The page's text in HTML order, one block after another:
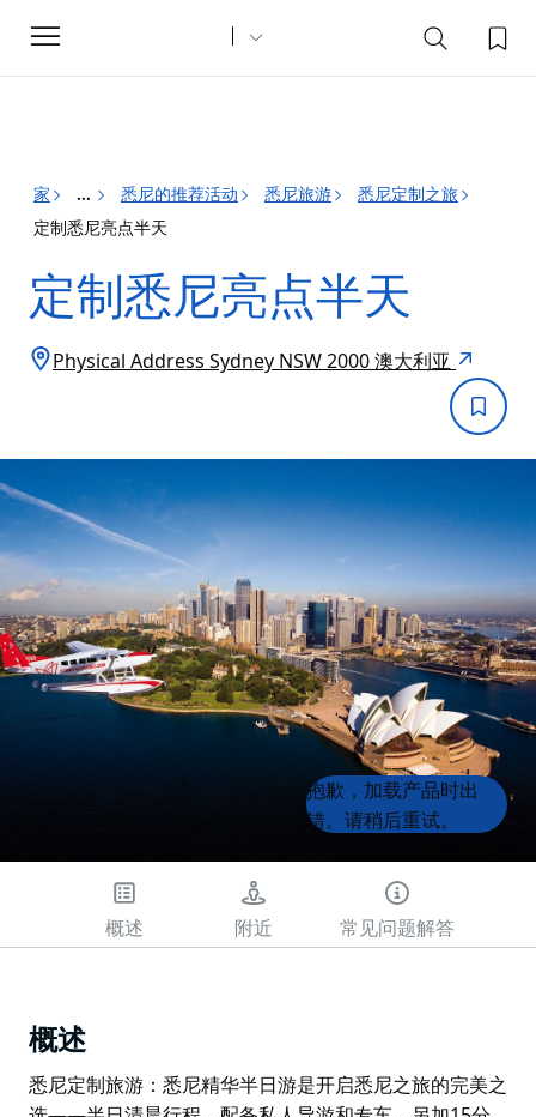
Toggle
navigation
家 ... 悉尼的推荐活动 悉尼旅游
悉尼定制之旅
定制悉尼亮点半天
定制悉尼亮点半天
Physical Address Sydney NSW 2000 澳大利亚
Product
List
Product
List
抱歉，加载产品时出
错。请稍后重试。
概述 附近 常见问题解答
概述
悉尼定制旅游：悉尼精华半日游是开启悉尼之旅的完美之